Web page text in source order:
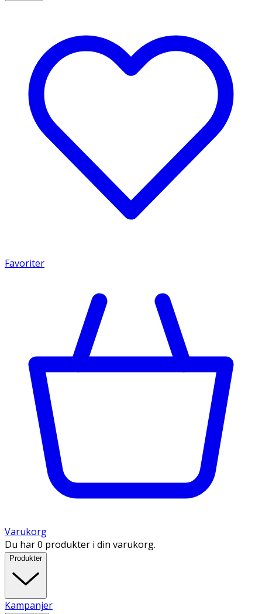
Favoriter
Varukorg
Du har 0 produkter i din varukorg.
Produkter
Kampanjer